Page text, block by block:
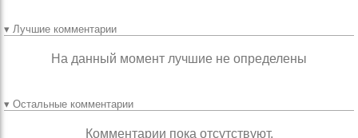
▾ Лучшие комментарии
На данный момент лучшие не определены
▾ Остальные комментарии
Комментарии пока отсутствуют.